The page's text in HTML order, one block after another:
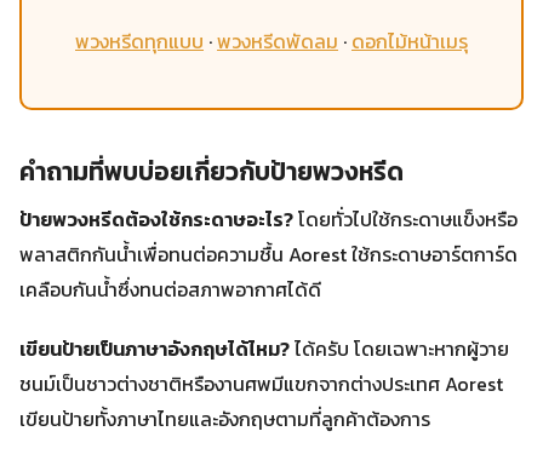
พวงหรีดทุกแบบ ·พวงหรีดพัดลม · ดอกไม้หน้าเมรุ
คำถามที่พบบ่อยเกี่ยวกับป้ายพวงหรีด
ป้ายพวงหรีดต้องใช้กระดาษอะไร?โดยทั่วไปใช้กระดาษแข็งหรือ
พลาสติกกันน้ำเพื่อทนต่อความชื้น Aorest ใช้กระดาษอาร์ตการ์ด
เคลือบกันน้ำซึ่งทนต่อสภาพอากาศได้ดี
เขียนป้ายเป็นภาษาอังกฤษได้ไหม?ได้ครับ โดยเฉพาะหากผู้วาย
ชนม์เป็นชาวต่างชาติหรืองานศพมีแขกจากต่างประเทศ Aorest
เขียนป้ายทั้งภาษาไทยและอังกฤษตามที่ลูกค้าต้องการ